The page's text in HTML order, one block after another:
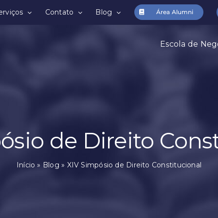
Contato Blog Área Alumni
Escola de
de Direito
Início » Blog » XIV Simpósio de Direito Constitucional